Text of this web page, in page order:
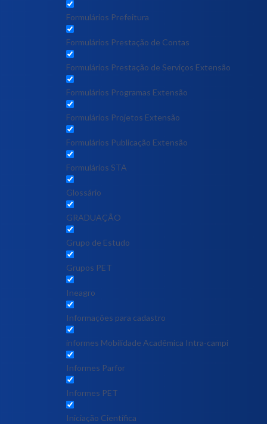
Formulários Prefeitura
Formulários Prestação de Contas
Formulários Prestação de Serviços Extensão
Formulários Programas Extensão
Formulários Projetos Extensão
Formulários Publicação Extensão
Formulários STA
Glossário
GRADUAÇÃO
Grupo de Estudo
Grupos PET
Ineagro
Informações para cadastro
informes Mobilidade Acadêmica Intra-campi
Informes Parfor
Informes PET
Iniciação Científica